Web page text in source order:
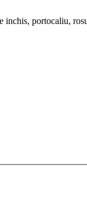
inchis, portocaliu,